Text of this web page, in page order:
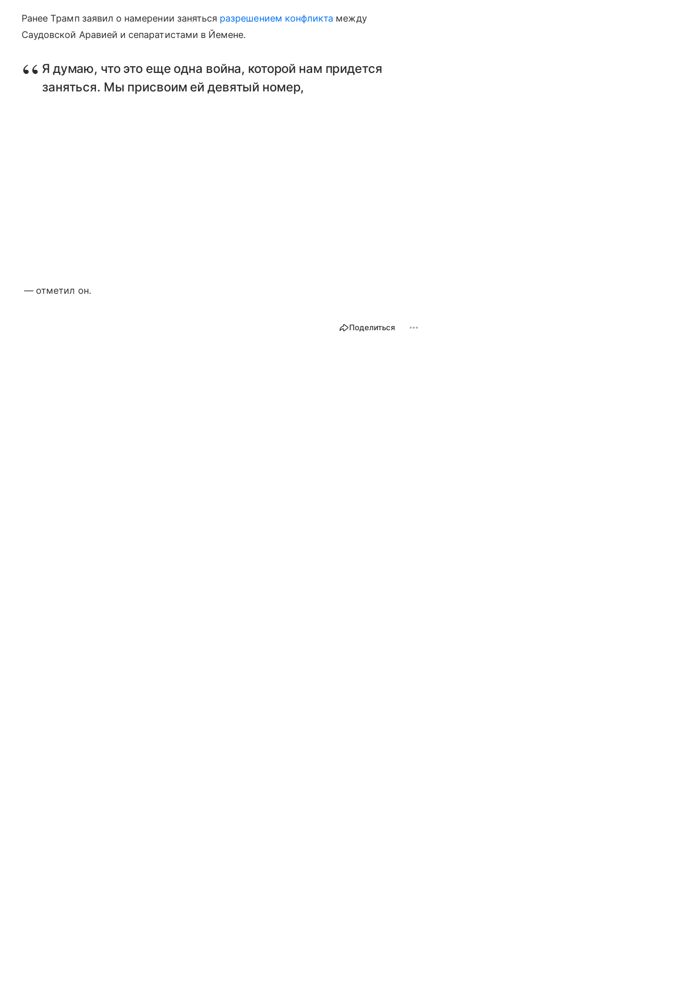
Ранее Трамп заявил о намерении заняться разрешением конфликта между
Саудовской Аравией и сепаратистами в Йемене.
Я думаю, что это еще одна война, которой нам придется
заняться. Мы присвоим ей девятый номер,
— отметил он.
Поделиться